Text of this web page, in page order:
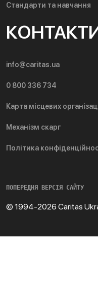
Стандарти та навчання
info@caritas.ua
0 800 336 734
Карта місцевих
Механізм скарг
Політика
ПОПЕРЕДНЯ ВЕРСІЯ САЙТУ
© 1994-2026 Caritas